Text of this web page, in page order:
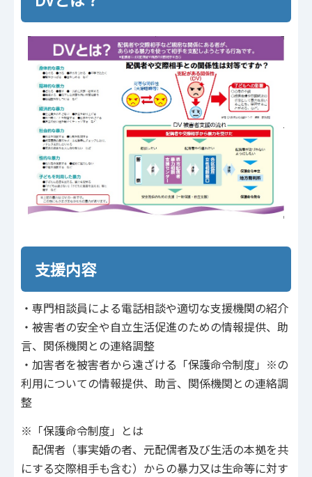
支援内容
・専門相談員による電話相談や適切な支援機関の紹介
・被害者の安全や自立生活促進のための情報提供、助
言、関係機関との連絡調整
・加害者を被害者から遠ざける「保護命令制度」※の
利用についての情報提供、助言、関係機関との連絡調
整
※「保護命令制度」とは
配偶者（事実婚の者、元配偶者及び生活の本拠を共
にする交際相手も含む）からの暴力又は生命等に対す